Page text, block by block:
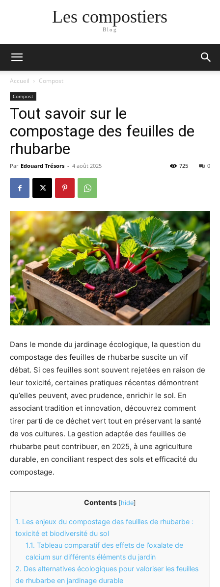
Les compostiers
Blog
Accueil Compost
Compost
Tout savoir sur le
compostage des feuilles de
rhubarbe
Par Edouard Trésors - 4 août 2025 0
725
Dans le monde du jardinage écologique, la question du
compostage des feuilles de rhubarbe suscite un vif
débat. Si ces feuilles sont souvent rejetées en raison de
leur toxicité, certaines pratiques récentes démontrent
qu’elles peuvent, avec prudence, enrichir le sol. En
associant tradition et innovation, découvrez comment
tirer parti de ce déchet vert tout en préservant la santé
de vos cultures. La gestion adaptée des feuilles de
rhubarbe peut contribuer, en 2025, à une agriculture
durable, en conciliant respect des sols et efficacité du
compostage.
Contents [hide]
1. Les enjeux du compostage des feuilles de rhubarbe :
toxicité et biodiversité du sol
1.1. Tableau comparatif des effets de l’oxalate de
calcium sur différents éléments du jardin
2. Des alternatives écologiques pour valoriser les feuilles
de rhubarbe en jardinage durable